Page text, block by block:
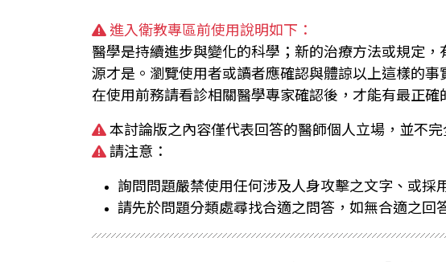
進入衛教專區前使用說明如下：
醫學是持續進步與變化的科學；新的治療方法或規定
源才是。瀏覽使用者或讀者應確認與體諒以上這樣的
在使用前務請看診相關醫學專家確認後，才能有最正確
本討論版之內容僅代表回答的醫師個人立場，並不完
請注意：
詢問問題嚴禁使用任何涉及人身攻擊之文字、或採
請先於問題分類處尋找合適之問答，如無合適之回